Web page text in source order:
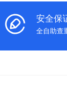
安全保
全自助查